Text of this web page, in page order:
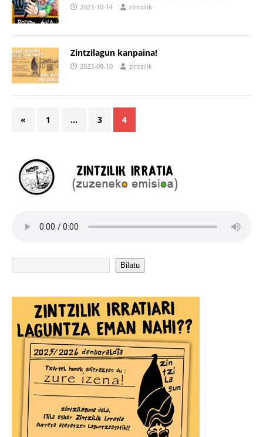
2023-10-14 zintzilik
Zintzilagun kanpaina!
2023-09-10 zintzilik
« 1 … 3 4
Bilatu